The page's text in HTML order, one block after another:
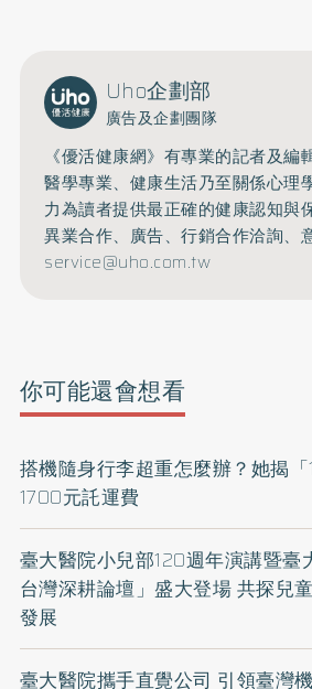
Uho企劃部
廣告及企劃團隊
《優活健康網》有專業的記者及編
醫學專業、健康生活乃至關係心理
力為讀者提供最正確的健康認知與
異業合作、廣告、行銷合作洽詢、
service@uho.com.tw
你可能還會想看
搭機隨身行李超重怎麼辦？她揭
1700元託運費
臺大醫院小兒部120週年演講暨臺
台灣深耕論壇」盛大登場 共探兒
發展
臺大醫院攜手直覺公司 引領臺灣